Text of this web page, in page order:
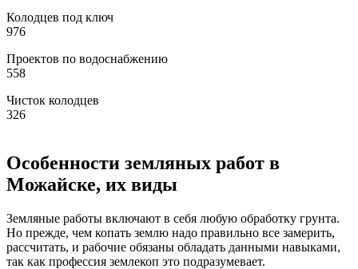
Колодцев под ключ
976
Проектов по водоснабжению
558
Чисток колодцев
326
Особенности земляных работ в
Можайске, их виды
Земляные работы включают в себя любую обработку грунта.
Но прежде, чем копать землю надо правильно все замерить,
рассчитать, и рабочие обязаны обладать данными навыками,
так как профессия землекоп это подразумевает.